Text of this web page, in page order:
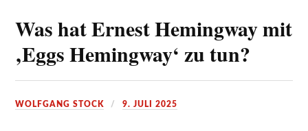
Was hat Ernest Hemingway mit
‚Eggs Hemingway‘ zu tun?
WOLFGANG STOCK 9. JULI 2025